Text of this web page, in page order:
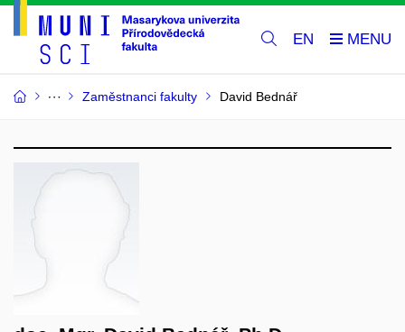
EN
Zaměstnanci fakulty David Bednář